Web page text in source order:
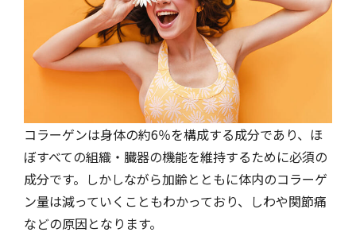
コラーゲンは身体の約6％を構成する成分であり、ほ
ぼすべての組織・臓器の機能を維持するために必須の
成分です。しかしながら加齢とともに体内のコラーゲ
ン量は減っていくこともわかっており、しわや関節痛
などの原因となります。